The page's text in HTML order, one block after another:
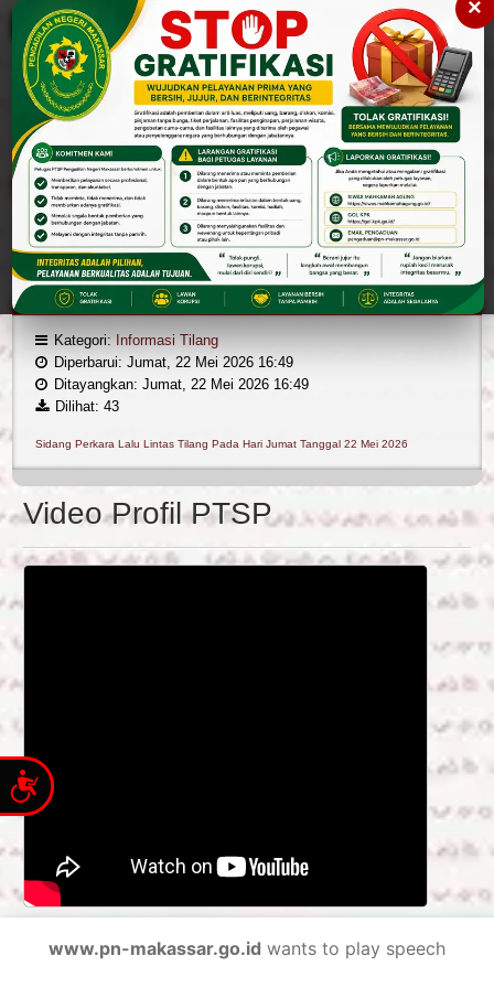
Please
website
includes
accessibility
system.
Accessibility
×
Cari Cari
Layanan Publik Pengumuman Denda Tilang
Sidang Perkara Lalu Lintas Tilang Pada Hari Jumat Tanggal 22 Mei 2026
Kategori:
Informasi Tilang
Diperbarui: Jumat, 22 Mei 2026 16:49
Ditayangkan: Jumat, 22 Mei 2026 16:49
Dilihat: 43
Sidang Perkara Lalu Lintas Tilang Pada Hari Jumat Tanggal 22 Mei 2026
Video Profil PTSP
Reformasi
www.pn-makassar.go.id wants to play speech